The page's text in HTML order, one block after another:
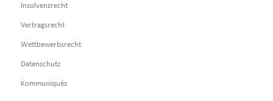
Insolvenzrecht
Vertragsrecht
Wettbewerbsrecht
Datenschutz
Kommuniqués